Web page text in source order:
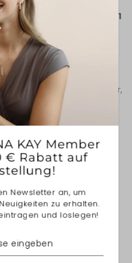
Werktag bearbeitet.
mit einer
Lieferzeit von 1
zu rechnen.
Europas
3 bis 5 Werktage
unvorhergesehene
den Versanddienstleister,
sind mit einer
veredelt
KAY Member
€ Rabatt auf
Newsletter an, um
zu erhalten.
und loslegen!